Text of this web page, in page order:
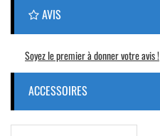
AVIS
Soyez le premier à donner votre avis !
ACCESSOIRES